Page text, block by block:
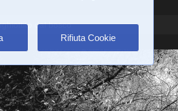
Rifiuta Cookie
dal bosco